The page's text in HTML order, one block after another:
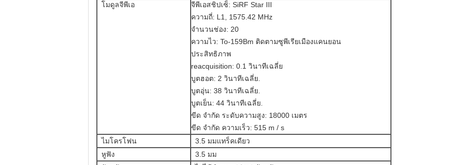
โมดูลจีพีเอ
จีพีเอสชิปเซ็: SiRF Star III
ความถี่: L1, 1575.42 MHz
จำนวนช่อง: 20
ความไว: To-159Bm ติดตามซูพีเรียเมืองแคนยอน
ประสิทธิภาพ
reacquisition: 0.1 วินาทีเฉลี่ย
บูตฮอต: 2 วินาทีเฉลี่ย.
บูตอุ่น: 38 วินาทีเฉลี่ย.
บูตเย็น: 44 วินาทีเฉลี่ย.
ขีด จำกัด ระดับความสูง: 18000 เมตร
ขีด จำกัด ความเร็ว: 515 m / s
ไมโครโฟน
3.5 มมแทร็คเดียว
หูฟัง
3.5 มม